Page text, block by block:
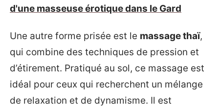
d'une masseuse érotique dans le Gard
Une autre forme prisée est le massage thaï,
qui combine des techniques de pression et
d’étirement. Pratiqué au sol, ce massage est
idéal pour ceux qui recherchent un mélange
de relaxation et de dynamisme. Il est